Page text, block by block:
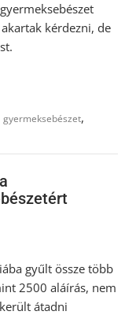
kérdezni, de
gyermeksebészet,
gyűlt össze több
2500 aláírás, nem
átadni